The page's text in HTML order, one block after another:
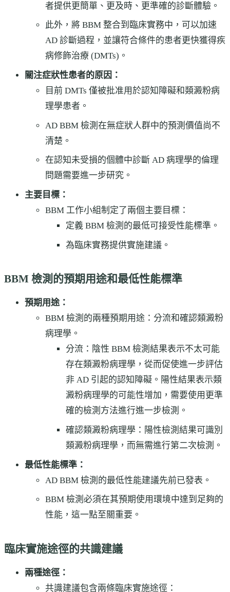
者提供更簡單、更及時、更準確的診斷體驗。
此外，將 BBM 整合到臨床實務中，可以加速
AD 診斷過程，並讓符合條件的患者更快獲得疾
病修飾治療 (DMTs)。
關注症狀性患者的原因：
目前 DMTs 僅被批准用於認知障礙和類澱粉病
理學患者。
AD BBM 檢測在無症狀人群中的預測價值尚不
清楚。
在認知未受損的個體中診斷 AD 病理學的倫理
問題需要進一步研究。
主要目標：
BBM 工作小組制定了兩個主要目標：
定義 BBM 檢測的最低可接受性能標準。
為臨床實務提供實施建議。
BBM 檢測的預期用途和最低性能標準
預期用途：
BBM 檢測的兩種預期用途：分流和確認類澱粉
病理學。
分流：陰性 BBM 檢測結果表示不太可能
存在類澱粉病理學，從而促使進一步評估
非 AD 引起的認知障礙。陽性結果表示類
澱粉病理學的可能性增加，需要使用更準
確的檢測方法進行進一步檢測。
確認類澱粉病理學：陽性檢測結果可識別
類澱粉病理學，而無需進行第二次檢測。
最低性能標準：
AD BBM 檢測的最低性能建議先前已發表。
BBM 檢測必須在其預期使用環境中達到足夠的
性能，這一點至關重要。
臨床實施途徑的共識建議
兩種途徑：
共識建議包含兩條臨床實施途徑：